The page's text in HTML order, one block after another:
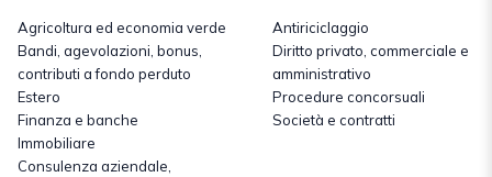
Agricoltura ed economia verde
Bandi, agevolazioni, bonus,
contributi a fondo perduto
Estero
Finanza e banche
Immobiliare
Consulenza aziendale,
Antiriciclaggio
Diritto privato, commerciale e
amministrativo
Procedure concorsuali
Società e contratti